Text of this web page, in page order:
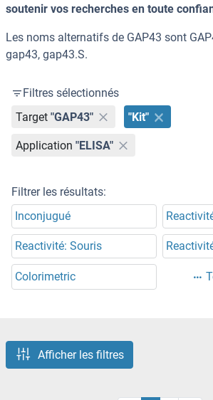
soutenir vos recherches en toute
Les noms alternatifs de GAP43 sont
gap43, gap43.S.
Filtres sélectionnés
Target "GAP43" "Kit"
Application "ELISA"
Filtrer les résultats:
Inconjugué
Reactivité: Souris
Colorimetric
Afficher les filtres